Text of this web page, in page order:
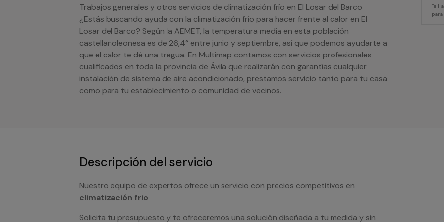
Te
Trabajos generales y otros servicios de climatización frío en El Losar del Barco
¿Estás buscando ayuda con la climatización frío para hacer frente al calor en El
Losar del Barco? Según la AEMET, la temperatura media en esta población
castellanoleonesa es de 26,4° entre junio y septiembre, así que podemos ayudarte a
que el calor te dé una tregua. En Multimap contamos con servicios profesionales
cualificados en toda la provincia de Ávila que realizarán con garantías cualquier
instalación de sistema de aire acondicionado, prestamos servicio tanto para tu casa
como para tu establecimiento o comunidad de vecinos.
Descripción del servicio
Nuestro equipo de expertos ofrece un servicio con precios competitivos en
climatización frio
Solicita tu presupuesto y te ofreceremos una solución diseñada a tu medida y sin